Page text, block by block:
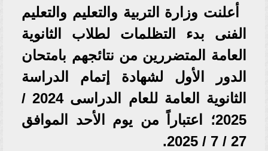
أعلنت وزارة التربية والتعليم والتعليم
الفنى بدء التظلمات لطلاب الثانوية
العامة المتضررين من نتائجهم بامتحان
الدور الأول لشهادة إتمام الدراسة
الثانوية العامة للعام الدراسى 2024 /
2025؛ اعتباراً من يوم الأحد الموافق
27 / 7 / 2025.